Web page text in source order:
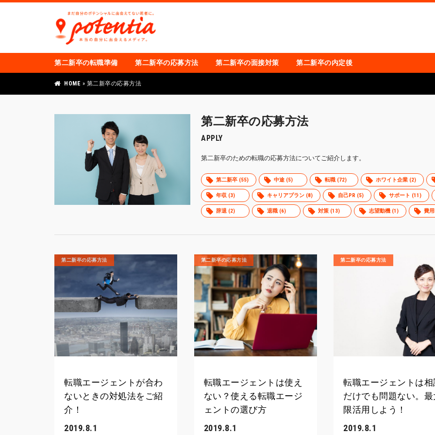
第二新卒の転職準備 第二新卒の応募方法 第二新卒の面接対策 第二新卒の内定後
HOME » 第二新卒の応募方法
第二新卒の応募方法
APPLY
第二新卒のための転職の応募方法についてご紹介します。
第二新卒 (55) 中途 (5) 転職 (72) ホワイト企業 (2)
年収 (3) キャリアプラン (8) 自己PR (5) サポート (11)
辞退 (2) 退職 (6) 対策 (13) 志望動機 (1) 費
転職エージェントが合わ
ないときの対処法をご紹
介！
2019.8.1
第二新卒の応募方法
転職エージェントは使え
ない？使える転職エージ
ェントの選び方
2019.8.1
第二新卒の応募方法
転職エージェントは相
だけでも問題ない。最
限活用しよう！
2019.8.1
第二新卒の応募方法